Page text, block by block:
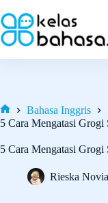
to
content
Home
Bahasa Inggris
5 Cara Mengatasi Grogi
5 Cara Mengatasi Grogi
Rieska Novia